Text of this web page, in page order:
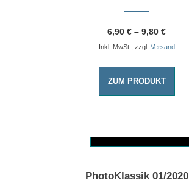
6,90 € – 9,80 €
Inkl. MwSt., zzgl. Versand
ZUM PRODUKT
Dieses Produkt weist mehrere Varianten auf. Die Optionen können auf der Produktseite gewählt werden
PhotoKlassik 01/2020